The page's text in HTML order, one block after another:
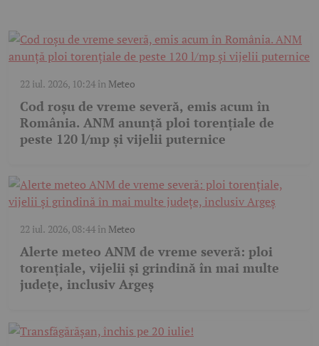
22 iul. 2026, 10:24în Meteo
Cod roșu de vreme severă, emis acum în
România. ANM anunță ploi torențiale de
peste 120 l/mp și vijelii puternice
22 iul. 2026, 08:44în Meteo
Alerte meteo ANM de vreme severă: ploi
torențiale, vijelii și grindină în mai multe
județe, inclusiv Argeș